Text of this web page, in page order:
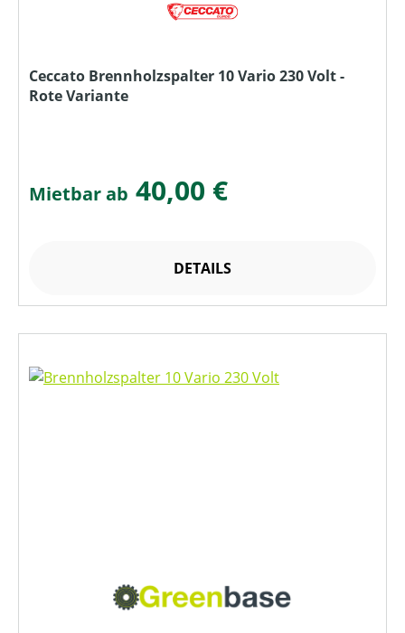
Ceccato Brennholzspalter 10 Vario 230 Volt -
Rote Variante
Mietbar ab 40,00 €
DETAILS